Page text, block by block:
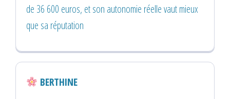
de 36 600 euros, et son autonomie réelle vaut mieux
que sa réputation
BERTHINE